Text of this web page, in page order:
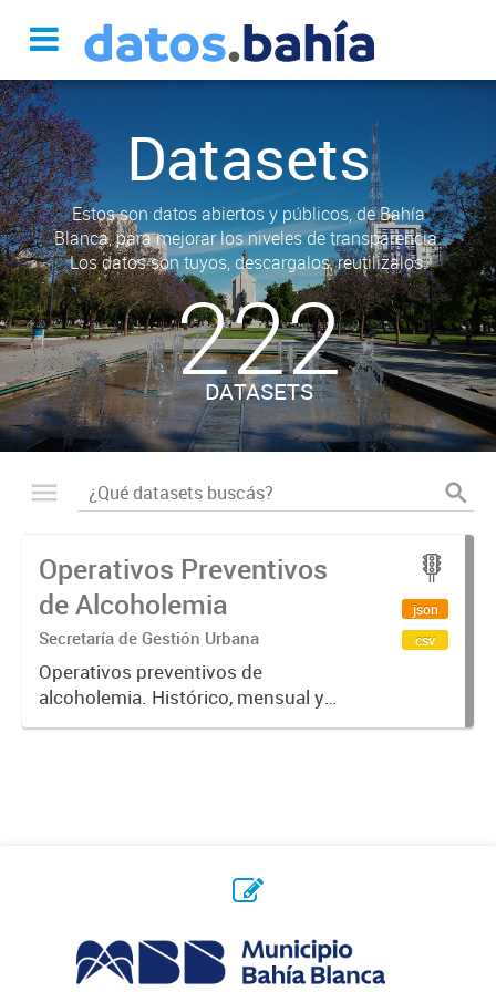
Datasets
Estos son datos abiertos y públicos, de Bahía
Blanca, para mejorar los niveles de transparencia.
Los datos son tuyos, descargalos, reutilizalos.
222
DATASETS
Operativos Preventivos
de Alcoholemia
Secretaría de Gestión Urbana
Operativos preventivos de
alcoholemia. Histórico, mensual y
semanal.
json
csv